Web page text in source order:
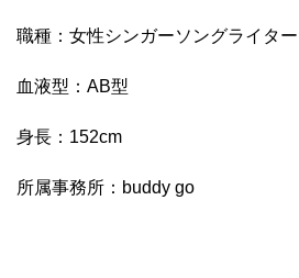
職種：女性シンガーソングライター
血液型：AB型
身長：152cm
所属事務所：buddy go